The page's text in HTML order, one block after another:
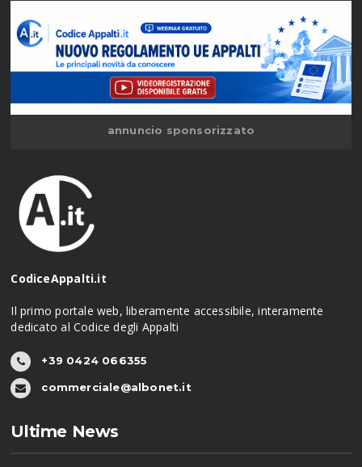
annuncio sponsorizzato
CodiceAppalti.it
Il primo portale web, liberamente accessibile, interamente
dedicato al Codice degli Appalti
+39 0424 066355
commerciale@albonet.it
Ultime News